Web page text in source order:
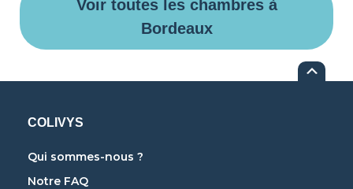
Voir toutes les chambres à
Bordeaux
COLIVYS
Qui sommes-nous ?
Notre FAQ